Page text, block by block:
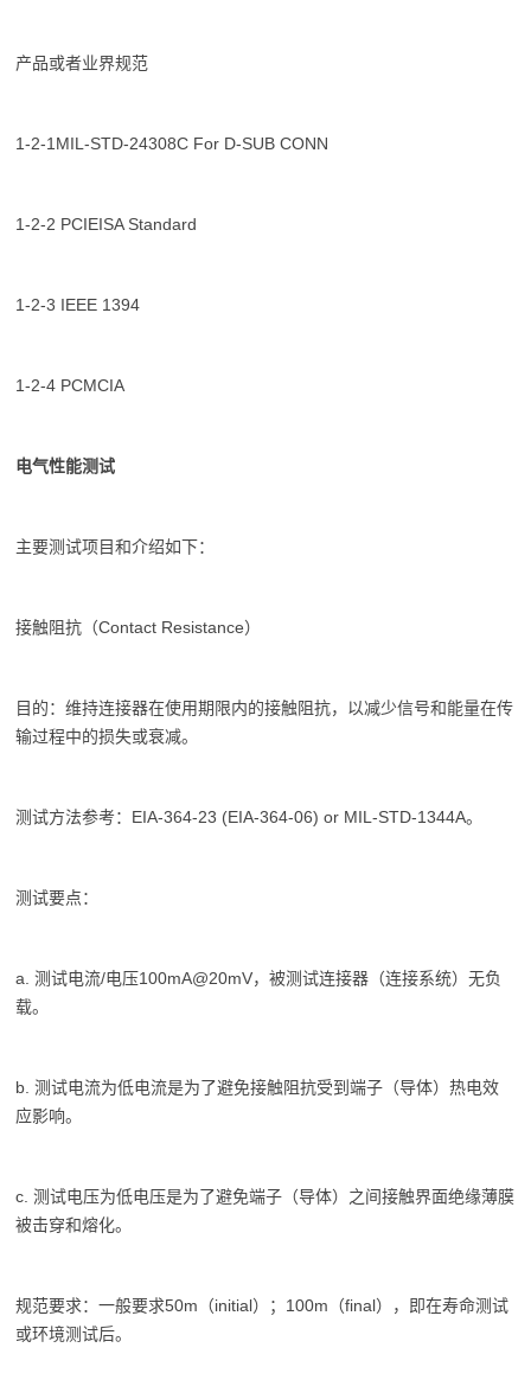
产品或者业界规范
1-2-1MIL-STD-24308C For D-SUB CONN
1-2-2 PCIEISA Standard
1-2-3 IEEE 1394
1-2-4 PCMCIA
电气性能测试
主要测试项目和介绍如下：
接触阻抗（Contact Resistance）
目的：维持连接器在使用期限内的接触阻抗，以减少信号和能量在传
输过程中的损失或衰减。
测试方法参考：EIA-364-23 (EIA-364-06) or MIL-STD-1344A。
测试要点：
a. 测试电流/电压100mA@20mV，被测试连接器（连接系统）无负
载。
b. 测试电流为低电流是为了避免接触阻抗受到端子（导体）热电效
应影响。
c. 测试电压为低电压是为了避免端子（导体）之间接触界面绝缘薄膜
被击穿和熔化。
规范要求：一般要求50m（initial）；100m（final），即在寿命测试
或环境测试后。